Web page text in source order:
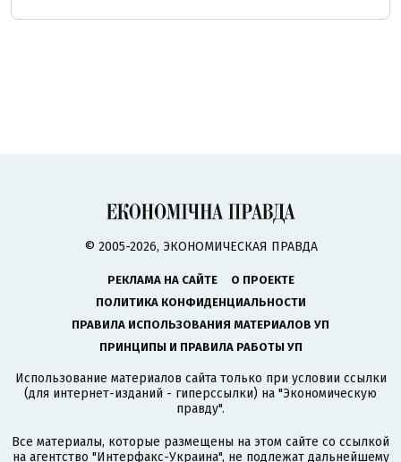
© 2005-2026, ЭКОНОМИЧЕСКАЯ ПРАВДА
РЕКЛАМА НА САЙТЕ
О ПРОЕКТЕ
ПОЛИТИКА КОНФИДЕНЦИАЛЬНОСТИ
ПРАВИЛА ИСПОЛЬЗОВАНИЯ МАТЕРИАЛОВ УП
ПРИНЦИПЫ И ПРАВИЛА РАБОТЫ УП
Использование материалов сайта только при условии ссылки
(для интернет-изданий - гиперссылки) на "Экономическую
правду".
Все материалы, которые размещены на этом сайте со ссылкой
на агентство "Интерфакс-Украина", не подлежат дальнейшему